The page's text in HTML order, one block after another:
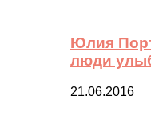
Юлия
люди
21.06.2016